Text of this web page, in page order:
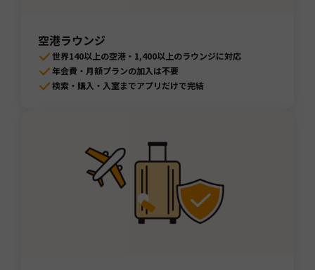
空港ラウンジ
世界140以上の空港・1,400以上のラウンジに対応
年会費・月額プランの加入は不要
検索・購入・入室までアプリだけで完結